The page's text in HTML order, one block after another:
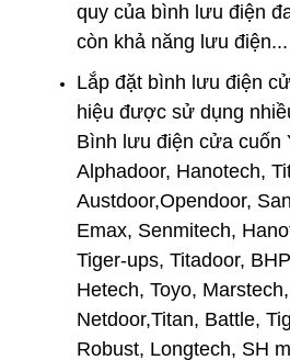
quy của bình lưu điện
còn khả năng lưu điện...
Lắp đặt bình lưu điện
hiệu được sử dụng
Bình lưu điện cửa cuốn
Alphadoor, Hanotech,
Austdoor,Opendoor,
Emax, Senmitech,
Tiger-ups, Titadoor,
Hetech, Toyo,
Netdoor,Titan, Battle,
Robust, Longtech, SH